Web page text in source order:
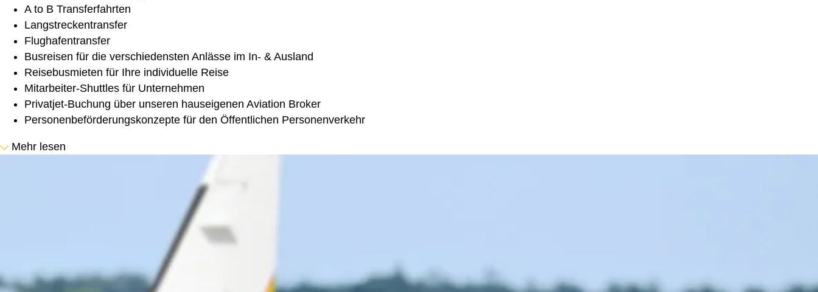
A to B Transferfahrten
Langstreckentransfer
Flughafentransfer
Busreisen für die verschiedensten Anlässe im In- & Ausland
Reisebusmieten für Ihre individuelle Reise
Mitarbeiter-Shuttles für Unternehmen
Privatjet-Buchung über unseren hauseigenen Aviation Broker
Personenbeförderungskonzepte für den Öffentlichen Personenverkehr
Mehr lesen